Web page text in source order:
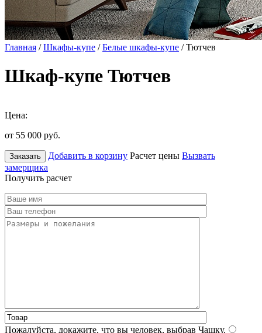
Главная /Шкафы-купе /Белые шкафы-купе / Тютчев
Шкаф-купе Тютчев
Цена:
от 55 000 руб.
Заказать Добавить в корзину Расчет цены Вызвать
замерщика
Получить расчет
Пожалуйста, докажите, что вы человек, выбрав Чашку.